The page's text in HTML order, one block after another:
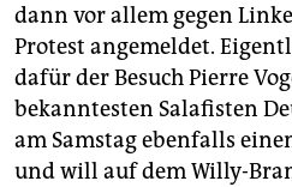
abo
genossenschaft
epaper login
dann vor allem gegen
Protest angemeldet.
dafür der Besuch Pierre
bekanntesten Salafisten
am Samstag ebenfalls
und will auf dem Willy-